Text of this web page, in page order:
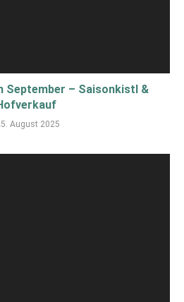
September – Saisonkistl &
August 2025